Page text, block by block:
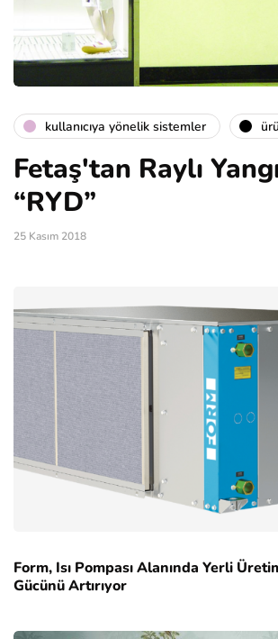
kullanıcıya yönelik sistemler
Fetaş'tan Raylı
“RYD”
25 Kasım 2018
Form, Isı Pompası Alanında Yerli
Gücünü Artırıyor